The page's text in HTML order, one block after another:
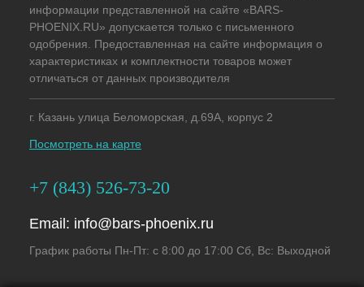
информации представленной на сайте «BARS-
PHOENIX.RU» допускается только с письменного
одобрения. Предоставленная на сайте информация о
характеристиках и комплектности товаров может
отличаться от данных производителя
г. Казань улица Беломорская, д.69А, корпус 2
Посмотреть на карте
+7 (843) 526-73-20
Email: info@bars-phoenix.ru
График работы Пн-Пт: с 8:00 до 17:00 Сб, Вс: Выходной